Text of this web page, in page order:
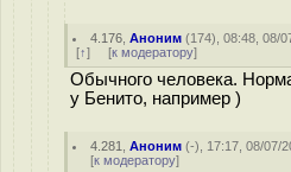
4.176 ,Аноним (174), 08:48, 08/
[↑] [к модератору]
Обычного человека.
у Бенито, например )
4.281 ,Аноним (-), 17:17, 08/07/
[к модератору]